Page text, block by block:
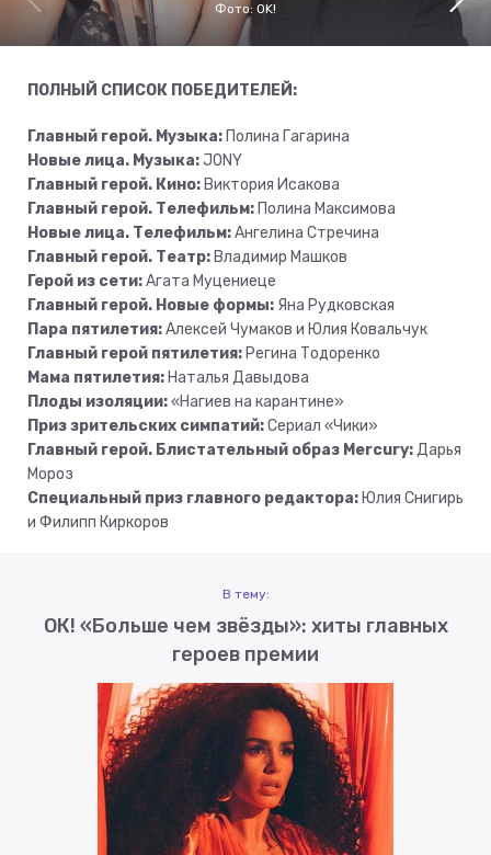
​​​Фото: OK!
ПОЛНЫЙ СПИСОК ПОБЕДИТЕЛЕЙ:
Главный герой. Музыка: Полина Гагарина
Новые лица. Музыка:JONY
Главный герой. Кино: Виктория Исакова
Главный герой. Телефильм: Полина Максимова
Новые лица. Телефильм:Ангелина Стречина
Главный герой. Театр: Владимир Машков
Герой из сети:Агата Муцениеце
Главный герой. Новые формы: Яна Рудковская
Пара пятилетия:Алексей Чумаков и Юлия Ковальчук
Главный герой пятилетия: Регина Тодоренко
Мама пятилетия: Наталья Давыдова
Плоды изоляции:«Нагиев на карантине»
Приз зрительских симпатий:Сериал «Чики»
Главный герой. Блистательный образ Mercury:Дарья
Мороз
Специальный приз главного редактора: Юлия Снигирь
и Филипп Киркоров
В тему:
ОК! «Больше чем звёзды»: хиты главных
героев премии